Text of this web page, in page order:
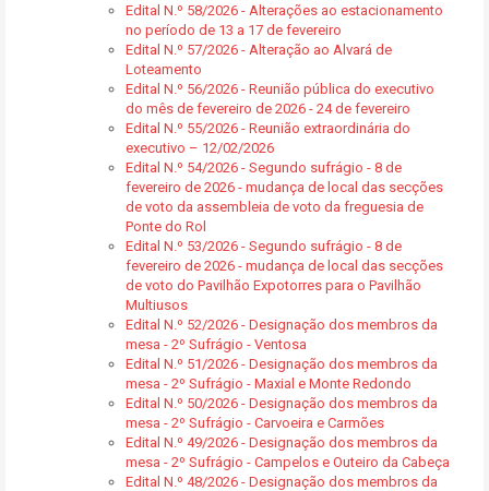
Edital N.º 58/2026 - Alterações ao estacionamento
no período de 13 a 17 de fevereiro
Edital N.º 57/2026 - Alteração ao Alvará de
Loteamento
Edital N.º 56/2026 - Reunião pública do executivo
do mês de fevereiro de 2026 - 24 de fevereiro
Edital N.º 55/2026 - Reunião extraordinária do
executivo – 12/02/2026
Edital N.º 54/2026 - Segundo sufrágio - 8 de
fevereiro de 2026 - mudança de local das secções
de voto da assembleia de voto da freguesia de
Ponte do Rol
Edital N.º 53/2026 - Segundo sufrágio - 8 de
fevereiro de 2026 - mudança de local das secções
de voto do Pavilhão Expotorres para o Pavilhão
Multiusos
Edital N.º 52/2026 - Designação dos membros da
mesa - 2º Sufrágio - Ventosa
Edital N.º 51/2026 - Designação dos membros da
mesa - 2º Sufrágio - Maxial e Monte Redondo
Edital N.º 50/2026 - Designação dos membros da
mesa - 2º Sufrágio - Carvoeira e Carmões
Edital N.º 49/2026 - Designação dos membros da
mesa - 2º Sufrágio - Campelos e Outeiro da Cabeça
Edital N.º 48/2026 - Designação dos membros da